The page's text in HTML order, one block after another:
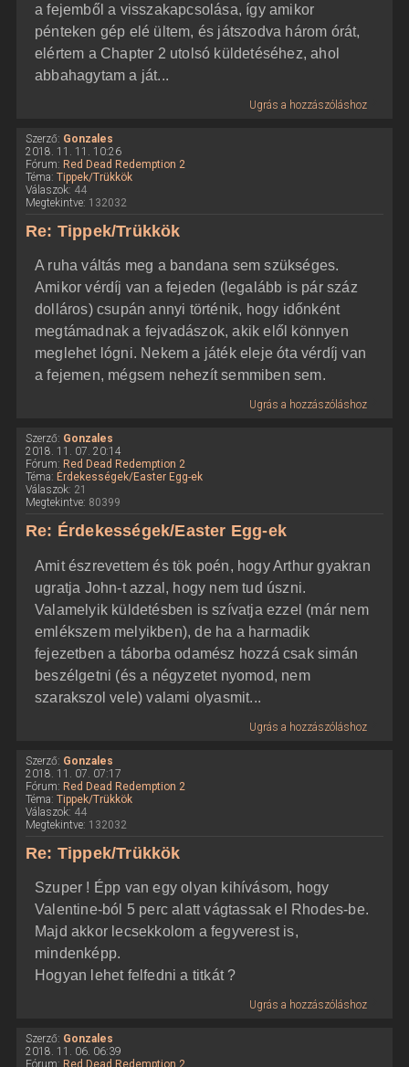
a fejemből a visszakapcsolása, így amikor
pénteken gép elé ültem, és játszodva három órát,
elértem a Chapter 2 utolsó küldetéséhez, ahol
abbahagytam a ját...
Ugrás a hozzászóláshoz
Szerző: Gonzales
2018. 11. 11. 10:26
Fórum: Red Dead Redemption 2
Téma: Tippek/Trükkök
Válaszok: 44
Megtekintve: 132032
Re: Tippek/Trükkök
A ruha váltás meg a bandana sem szükséges.
Amikor vérdíj van a fejeden (legalább is pár száz
dolláros) csupán annyi történik, hogy időnként
megtámadnak a fejvadászok, akik elől könnyen
meglehet lógni. Nekem a játék eleje óta vérdíj van
a fejemen, mégsem nehezít semmiben sem.
Ugrás a hozzászóláshoz
Szerző: Gonzales
2018. 11. 07. 20:14
Fórum: Red Dead Redemption 2
Téma: Érdekességek/Easter Egg-ek
Válaszok: 21
Megtekintve: 80399
Re: Érdekességek/Easter Egg-ek
Amit észrevettem és tök poén, hogy Arthur gyakran
ugratja John-t azzal, hogy nem tud úszni.
Valamelyik küldetésben is szívatja ezzel (már nem
emlékszem melyikben), de ha a harmadik
fejezetben a táborba odamész hozzá csak simán
beszélgetni (és a négyzetet nyomod, nem
szarakszol vele) valami olyasmit...
Ugrás a hozzászóláshoz
Szerző: Gonzales
2018. 11. 07. 07:17
Fórum: Red Dead Redemption 2
Téma: Tippek/Trükkök
Válaszok: 44
Megtekintve: 132032
Re: Tippek/Trükkök
Szuper ! Épp van egy olyan kihívásom, hogy
Valentine-ból 5 perc alatt vágtassak el Rhodes-be.
Majd akkor lecsekkolom a fegyverest is,
mindenképp.
Hogyan lehet felfedni a titkát ?
Ugrás a hozzászóláshoz
Szerző: Gonzales
2018. 11. 06. 06:39
Fórum: Red Dead Redemption 2